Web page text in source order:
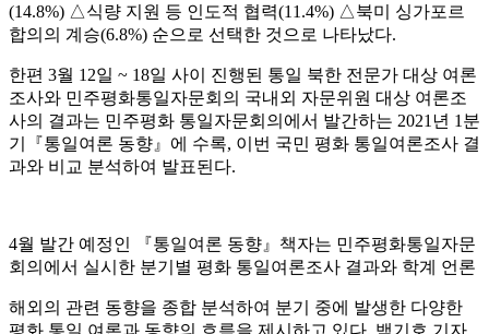
(14.8%) △식량 지원 등 인도적 협력(11.4%) △북미 싱가포르
합의의 계승(6.8%) 순으로 선택한 것으로 나타났다.
한편 3월 12일 ~ 18일 사이 진행된 통일 북한 전문가 대상 여론
조사와 민주평화통일자문회의 국내외 자문위원 대상 여론조
사의 결과는 민주평화 통일자문회의에서 발간하는 2021 년 1 분
기
『통일여론 동향 』 에 수록, 이번 국민 평화 통일여론조사 결
과와 비교 분석하여 발표된다.
4월 발간 예정인 『통일여론 동향 』 책자는 민주평화통일자문
회의에서 실시한 분기별 평화 통일여론조사 결과와 학계 언론
해외의 관련 동향을 종합 분석하여 분기 중에 발생한 다양한
평화 통일 여론과 동향의 흐름을 제시하고 있다. 백기호 기자